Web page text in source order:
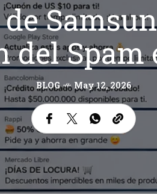
del
BLOG May 12, 2026